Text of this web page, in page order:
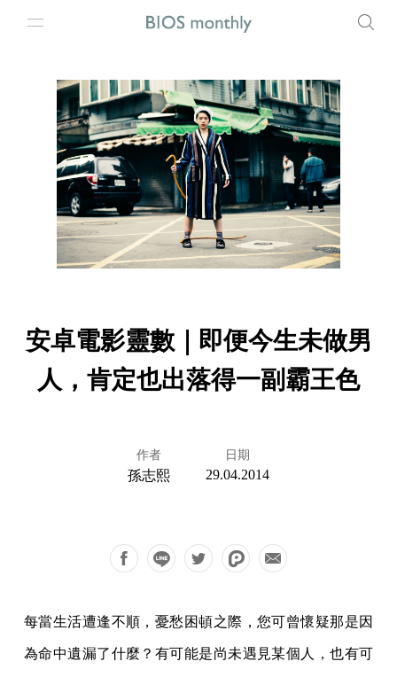
安卓電影靈數｜即便今生未做男
人，肯定也出落得一副霸王色
作者
孫志熙
日期
29.04.2014
每當生活遭逢不順，憂愁困頓之際，您可曾懷疑那是因
為命中遺漏了什麼？有可能是尚未遇見某個人，也有可